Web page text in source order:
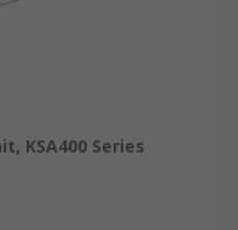
KSA400 Series